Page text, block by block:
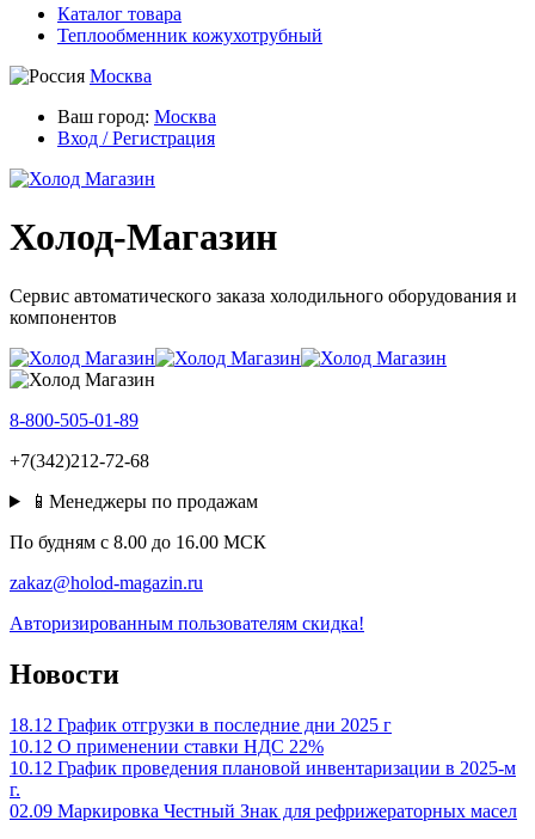
Каталог товара
Теплообменник кожухотрубный
Москва
Ваш город: Москва
Вход / Регистрация
Холод-Магазин
Сервис автоматического заказа холодильного оборудования и
компонентов
8-800-505-01-89
+7(342)212-72-68
📱Менеджеры по продажам
По будням c 8.00 до 16.00 МСК
zakaz@holod-magazin.ru
Авторизированным пользователям скидка!
Новости
18.12 График отгрузки в последние дни 2025 г
10.12 О применении ставки НДС 22%
10.12 График проведения плановой инвентаризации в 2025-м
г.
02.09 Маркировка Честный Знак для рефрижераторных масел